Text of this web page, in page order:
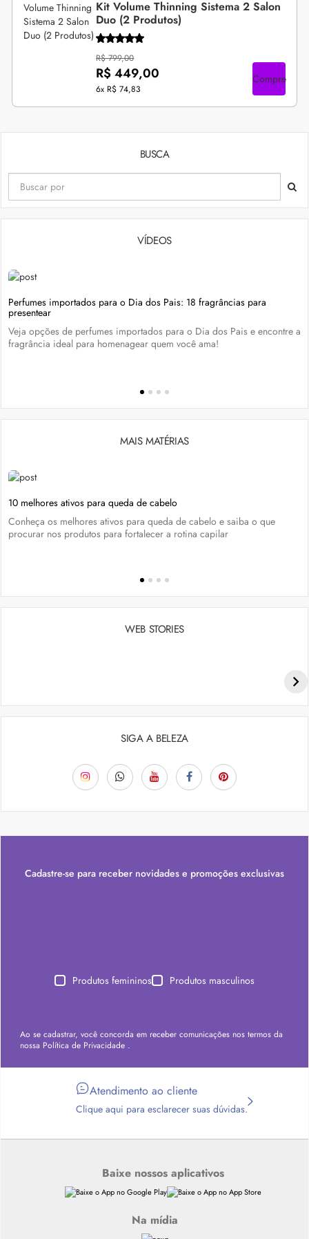
Kit Volume Thinning Sistema 2 Salon
Duo (2 Produtos)
R$ 799,00
R$ 449,00
6x R$ 74,83
Compre
BUSCA
VÍDEOS
Perfumes importados para o Dia dos Pais: 18 fragrâncias para
presentear
Veja opções de perfumes importados para o Dia dos Pais e encontre a
fragrância ideal para homenagear quem você ama!
MAIS MATÉRIAS
10 melhores ativos para queda de cabelo
Conheça os melhores ativos para queda de cabelo e saiba o que
procurar nos produtos para fortalecer a rotina capilar
WEB STORIES
SIGA A BELEZA
Cadastre-se para receber novidades e promoções exclusivas
Produtos femininos Produtos masculinos
Ao se cadastrar, você concorda em receber comunicações nos termos da
nossa Política de Privacidade .
Atendimento ao cliente
Clique aqui para esclarecer suas dúvidas.
Baixe nossos aplicativos
Na mídia